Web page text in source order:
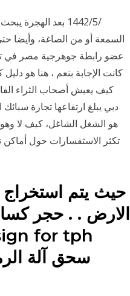
السمعة أو من الصاغة، وأيضا
عضو رابطة جوهرجية مصر في
كانت الإجابة بنعم ، هنا هو
دبي يبلغ ارتفاعها تجارة
هو الشغل الشاغل، كيف لا
حيث يتم
الارض . . حجر